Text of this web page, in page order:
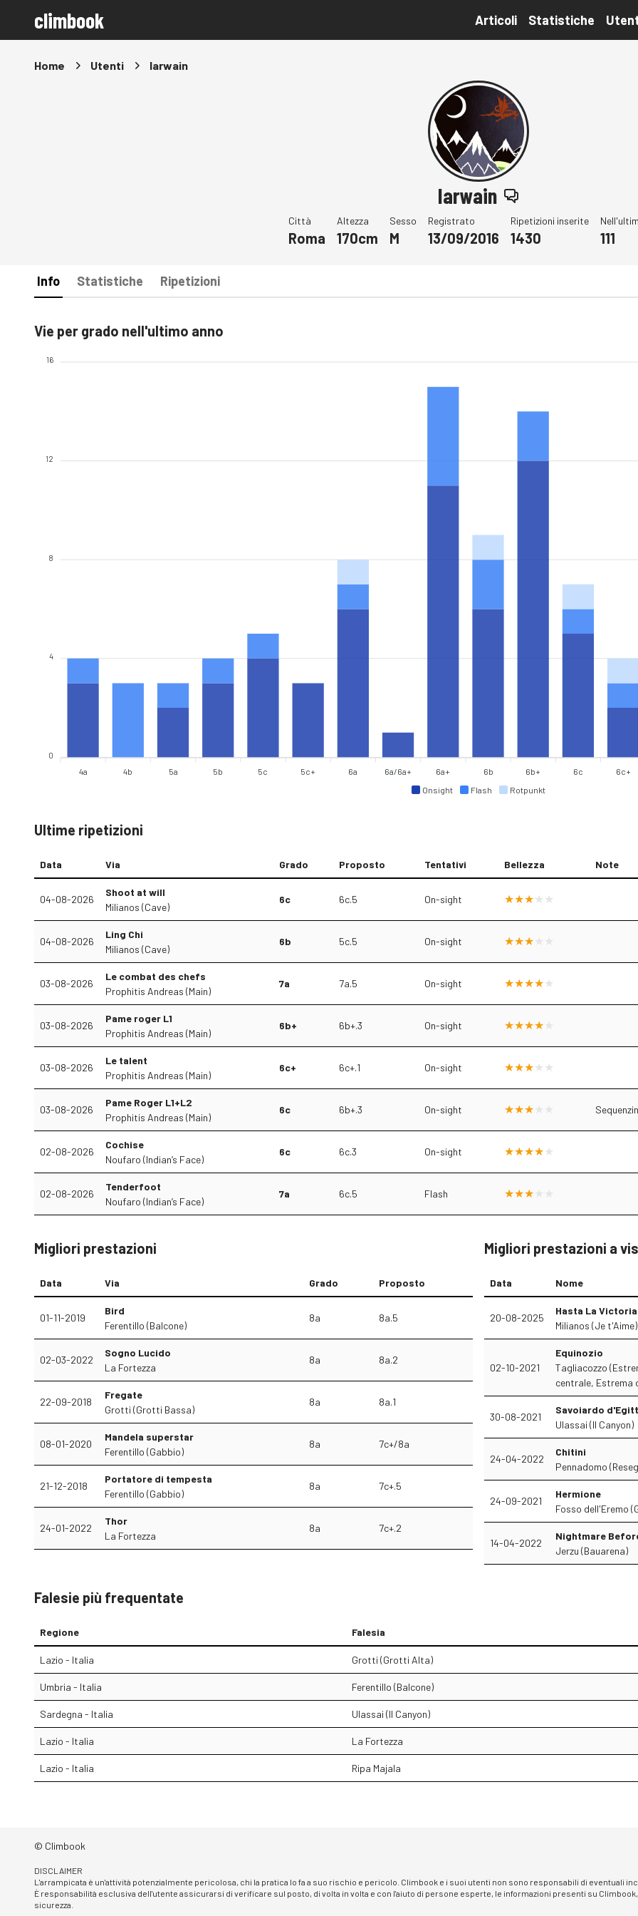
climbook Articoli Statistiche
Home Utenti Iarwain
Iarwain
Città
Roma
Altezza
170cm
Sesso
M
Registrato
13/09/2016
Ripetizioni inserite
1430 111
Info Statistiche Ripetizioni
Vie per grado nell'ultimo anno
Onsight Flash Rotpunkt
16
12
8
4
0
4a 4b 5a 5b 5c 5c+ 6a 6a/6a+ 6a+ 6b 6b+ 6c 6c+
Ultime ripetizioni
Data Via Grado Proposto Tentativi Bellezza Note
04-08-2026
Shoot at will
Milianos (Cave)
6c 6c.5 On-sight
04-08-2026
Ling Chi
Milianos (Cave)
6b 5c.5 On-sight
03-08-2026
Le combat des chefs
Prophitis Andreas (Main)
7a 7a.5 On-sight
03-08-2026
Pame roger L1
Prophitis Andreas (Main)
6b+ 6b+.3 On-sight
03-08-2026
Le talent
Prophitis Andreas (Main)
6c+ 6c+.1 On-sight
03-08-2026
Pame Roger L1+L2
Prophitis Andreas (Main)
6c 6b+.3 On-sight
02-08-2026
Cochise
Noufaro (Indian’s Face)
6c 6c.3 On-sight
02-08-2026
Tenderfoot
Noufaro (Indian’s Face)
7a 6c.5 Flash
Migliori prestazioni
Data Via Grado Proposto
01-11-2019
Bird
Ferentillo (Balcone)
8a 8a.5
02-03-2022
Sogno Lucido
La Fortezza
8a 8a.2
22-09-2018
Fregate
Grotti (Grotti Bassa)
8a 8a.1
08-01-2020
Mandela superstar
Ferentillo (Gabbio)
8a 7c+/8a
21-12-2018
Portatore di tempesta
Ferentillo (Gabbio)
8a 7c+.5
24-01-2022
Thor
La Fortezza
8a 7c+.2
Migliori prestazioni a
Data Nome
20-08-2025
Hasta La Victoria
Milianos (Je t'Aime)
02-10-2021
Equinozio
Tagliacozzo
centrale, Estrema
30-08-2021
Savoiardo
Ulassai (Il Canyon)
24-04-2022
Chitini
Pennadomo
24-09-2021
Hermione
Fosso dell'Eremo
14-04-2022
Nightmare
Jerzu (Bauarena)
Falesie più frequentate
Regione Falesia
Lazio - Italia Grotti (Grotti Alta)
Umbria - Italia Ferentillo (Balcone)
Sardegna - Italia Ulassai (Il Canyon)
Lazio - Italia La Fortezza
Lazio - Italia Ripa Majala
© Climbook
DISCLAIMER
L'arrampicata è un'attività potenzialmente pericolosa, chi la pratica lo fa a suo rischio e pericolo. Climbook e i suoi utenti non sono responsabili di eventuali
È responsabilità esclusiva dell'utente assicurarsi di verificare sul posto, di volta in volta e con l'aiuto di persone esperte, le informazioni presenti su
sicurezza.